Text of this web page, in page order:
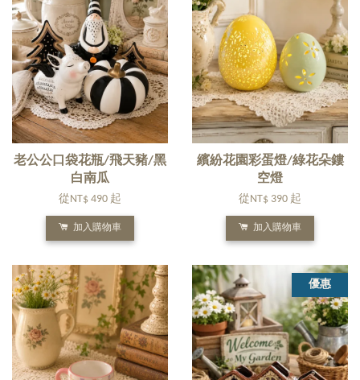
老公公口袋花瓶/飛天豬/黑
白南瓜
從 NT$ 490 起
加入購物車
繽紛花園彩蛋燈/綠花朵鏤
空燈
從 NT$ 390 起
加入購物車
優惠